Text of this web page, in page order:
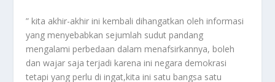
” kita akhir-akhir ini kembali dihangatkan oleh informasi
yang menyebabkan sejumlah sudut pandang
mengalami perbedaan dalam menafsirkannya, boleh
dan wajar saja terjadi karena ini negara demokrasi
tetapi yang perlu di ingat,kita ini satu bangsa satu